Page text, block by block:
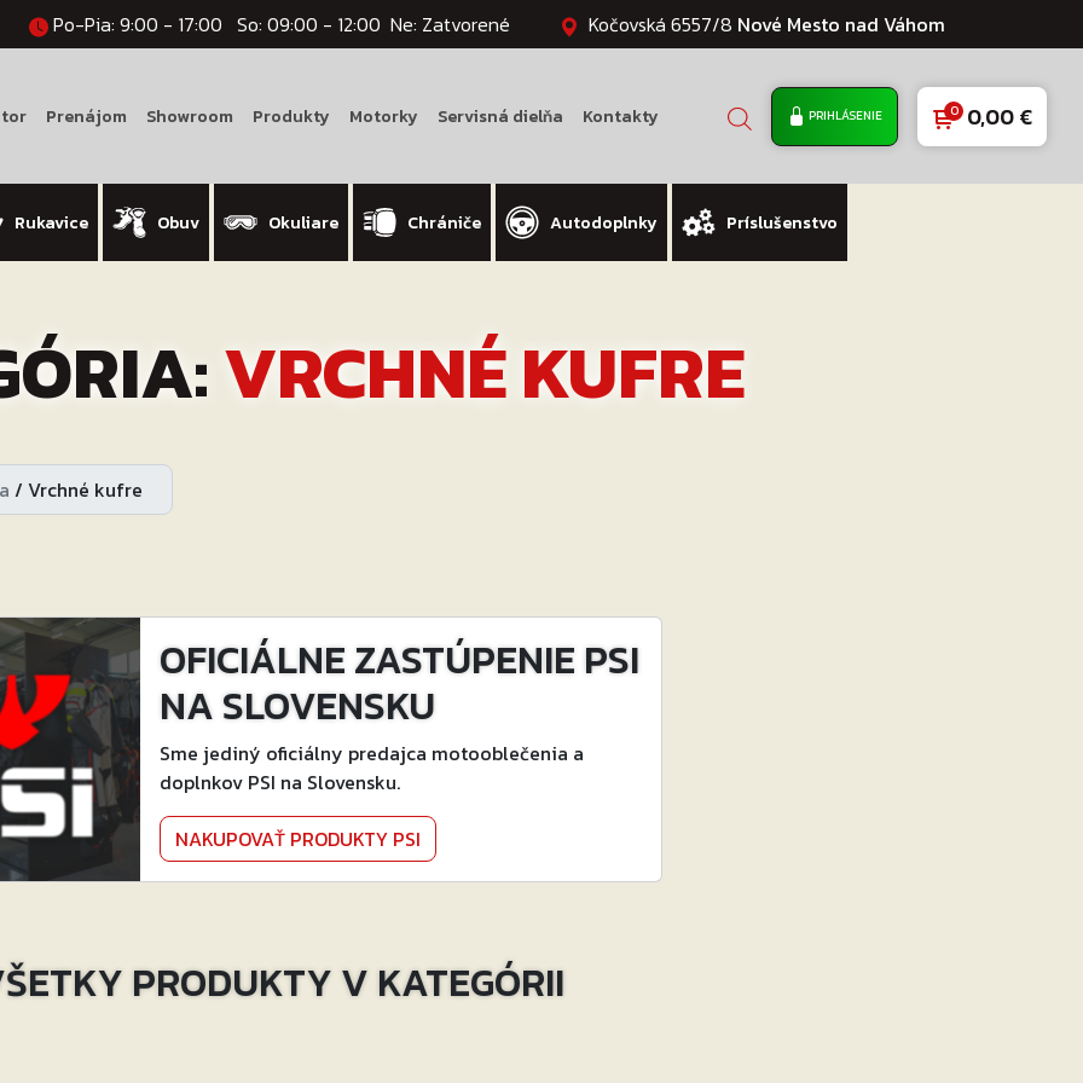
Po-Pia: 9:00 - 17:00 So: 09:00 - 12:00 Ne: Zatvorené Kočovská 6557/8 Nové Mesto nad Váhom
Prenájom Showroom Produkty Motorky Servisná dielňa Kontakty PRIHLÁSENIE 0,00€
Rukavice Obuv Okuliare Chrániče Autodoplnky Príslušenstvo
VRCHNÉ KUFRE
/ Vrchné kufre
OFICIÁLNE ZASTÚPENIE PSI
NA SLOVENSKU
Sme jediný oficiálny predajca motooblečenia a
doplnkov PSI na Slovensku.
NAKUPOVAŤ PRODUKTY PSI
PRODUKTY V KATEGÓRII